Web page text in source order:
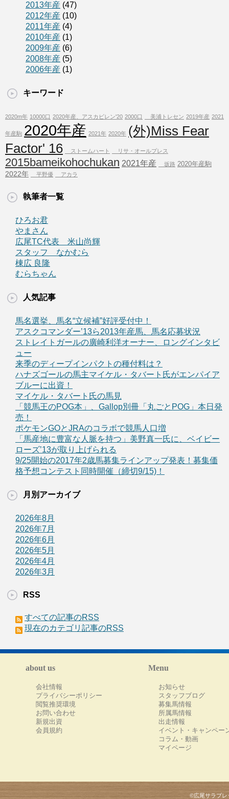
2013年産 (47)
2012年産 (10)
2011年産 (4)
2010年産 (1)
2009年産 (6)
2008年産 (5)
2006年産 (1)
キーワード
2020m年 10000口 2020年産、アスカビレン'20 2000口 美浦トレセン 2019年産 2021
年産駒 2020年産 2021年 2020年 (外)Miss Fear
Factor' 16
ストームハート リサ・オールプレス
2015bameikohochukan 2021年産 坂路 2020年産駒
2022年 平野優 アカラ
執筆者一覧
ひろお君
やまさん
広尾TC代表 米山尚輝
スタッフ なかむら
棟広 良隆
むらちゃん
人気記事
馬名選挙、馬名“立候補”好評受付中！
アスクコマンダー’13ら2013年産馬、馬名応募状況
ストレイトガールの廣崎利洋オーナー、ロングインタビ
ュー
来季のディープインパクトの種付料は？
ハナズゴールの馬主マイケル・タバート氏がエンパイア
ブルーに出資！
マイケル・タバート氏の馬見
「競馬王のPOG本」、Gallop別冊「丸ごとPOG」本日発
売！
ポケモンGOとJRAのコラボで競馬人口増
「馬産地に豊富な人脈を持つ」美野真一氏に、ベイビー
ローズ’13が取り上げられる
9/25開始の2017年2歳馬募集ラインアップ発表！募集価
格予想コンテスト同時開催（締切9/15)！
月別アーカイブ
2026年8月
2026年7月
2026年6月
2026年5月
2026年4月
2026年3月
RSS
すべての記事のRSS
現在のカテゴリ記事のRSS